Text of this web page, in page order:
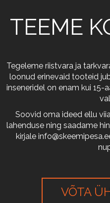
TEEME
Tegeleme riistvara ja
loonud erinevaid tooteid
inseneridel on enam kui
Soovid oma ideed ellu
lahenduse ning saadame
kirjale
VÕTA